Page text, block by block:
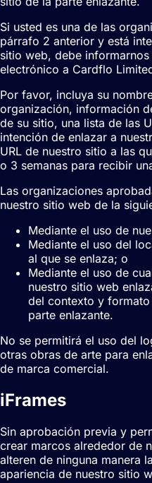
Si usted es una de las
párrafo 2 anterior y está
sitio web, debe
electrónico a Cardflo
Por favor, incluya su
organización, información
de su sitio, una lista de las
intención de enlazar a
URL de nuestro sitio a las
o 3 semanas para recibir
Las organizaciones
nuestro sitio web de la
Mediante el uso de
Mediante el uso del
al que se enlaza; o
Mediante el uso de
nuestro sitio web
del contexto y
parte enlazante.
No se permitirá el uso del
otras obras de arte para
de marca comercial.
iFrames
Sin aprobación previa y
crear marcos alrededor de
alteren de ninguna manera
apariencia de nuestro sitio